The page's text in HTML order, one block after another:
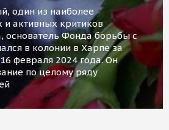
один из наиболее
и активных критиков
основатель Фонда борьбы с
в колонии в Харпе за
февраля 2024 года. Он
по целому ряду